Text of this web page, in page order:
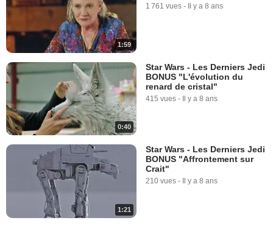
1:59
1 761 vues - Il y a 8 ans
0:40
Star Wars - Les Derniers Jedi
BONUS "L'évolution du
renard de cristal"
415 vues - Il y a 8 ans
1:21
Star Wars - Les Derniers Jedi
BONUS "Affrontement sur
Crait"
210 vues - Il y a 8 ans